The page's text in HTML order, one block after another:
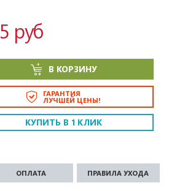
руб
В КОРЗИНУ
ГАРАНТИЯ
ЛУЧШЕЙ ЦЕНЫ!
КУПИТЬ В 1 КЛИК
ОПЛАТА ПРАВИЛА УХОДА